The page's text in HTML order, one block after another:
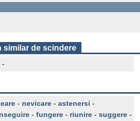
similar de scindere
-
- nevicare - astenersi -
- fungere - riunire - suggere -